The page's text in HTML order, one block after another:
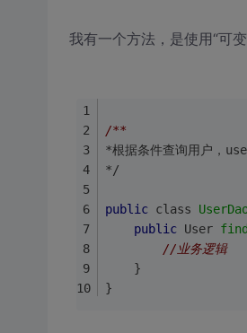
我有一个方法，是使用“可
/**
*根据条件查询用户，
*/
public class
public User
//业务逻辑
    }
}